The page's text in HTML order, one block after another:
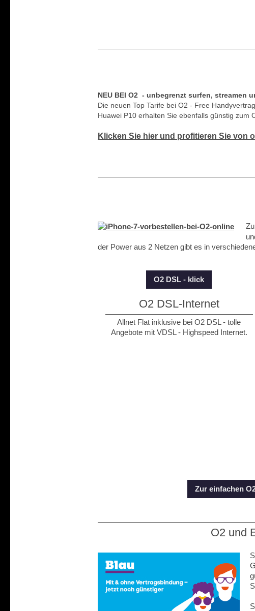
NEU BEI O2 - unbegrenzt surfen, streamen
Die neuen Top Tarife bei O2 - Free
Huawei P10 erhalten Sie ebenfalls günstig zum
Klicken Sie hier und profitieren Sie von
der Power aus 2 Netzen gibt es in
O2 DSL - klick
O2 DSL-Internet
Allnet Flat inklusive bei O2 DSL - tolle
Angebote mit VDSL - Highspeed Internet.
Zur einfachen
O2 und